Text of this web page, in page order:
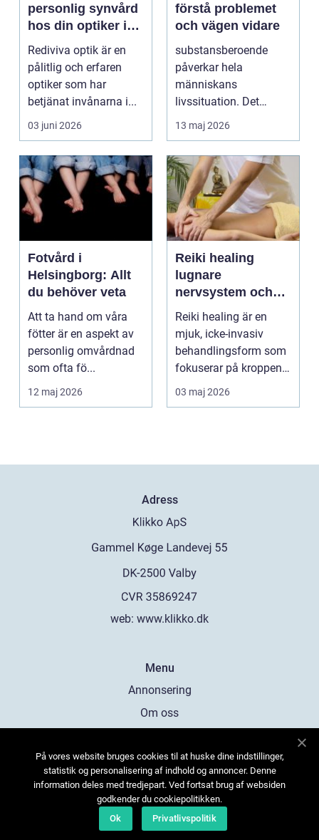
personlig synvård
hos din optiker i
Uppsala
Rediviva optik är en
pålitlig och erfaren
optiker som har
betjänat invånarna i...
03 juni 2026
förstå problemet
och vägen vidare
substansberoende
påverkar hela
människans
livssituation. Det
handlar sällan bara
om alkohol, narkoti...
13 maj 2026
Fotvård i
Helsingborg: Allt
du behöver veta
Att ta hand om våra
fötter är en aspekt av
personlig omvårdnad
som ofta fö...
12 maj 2026
Reiki healing
lugnare
nervsystem och
djupare
återhämtning
Reiki healing är en
mjuk, icke-invasiv
behandlingsform som
fokuserar på kroppens
egen förmåga att lä...
03 maj 2026
Adress
web: www.klikko.dk
Menu
Annonsering
Om oss
Kontakta oss
Sitemap
På vores website bruges cookies til at huske dine indstillinger,
statistik og personalisering af indhold og annoncer. Denne
information deles med tredjepart. Ved fortsat brug af websiden
godkender du cookiepolitikken.
Ok
Privatlivspolitik